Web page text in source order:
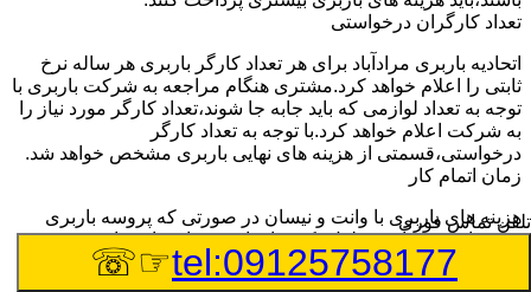
تعداد کارگران درخواستی
اتحادیه باربری مرادآباد برای هر تعداد کارگر باربری هر ساله نرخ
ثابتی را اعلام خواهد کرد.مشتری هنگام مراجعه به شرکت باربری با
توجه به تعداد لوازمی که باید جابه جا شوند،تعداد کارگر مورد نیاز را
به شرکت اعلام خواهد کرد.با توجه به تعداد کارگر
درخواستی،قسمتی از هزینه های نهایی باربری مشخص خواهد شد.
زمان اتمام کار
هزینه های باربری با وانت و نیسان در صورتی که پروسه باربری
بیشتر از سه ساعت طول بکشد،افزایش خواهد یافت.این مدت
زمان به صورت استادندارد توسط اتحادیه باربری تعیین شده
است.عواملی مثل آب وهوا،ترافیک،شرایط جغرافیایی مبدا یا حجم
تلفن تماس فوری
tel:09125758177
☞☏